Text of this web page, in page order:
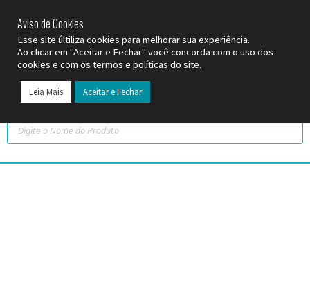
Aviso de Cookies
Esse site últiliza cookies para melhorar sua experiência.
Ao clicar em "Aceitar e Fechar" você concorda com o uso dos
cookies e com os termos e políticas do site.
Leia Mais Aceitar e Fechar